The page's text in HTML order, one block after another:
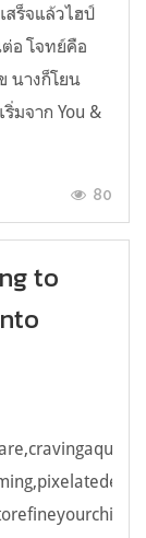
สร็จแล้วไฮป์
อ โจทย์คือ
นางก็โยน
มจาก You &
80
to